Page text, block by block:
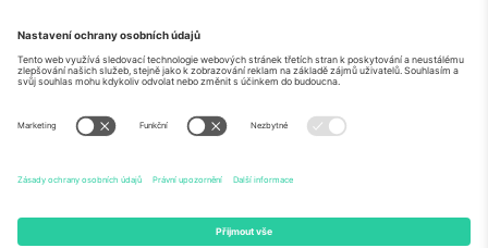
Mexico
Av Chapultepec 360, Roma
Norte, Cuauhtémoc, 06700
Ciudad de México, CDMX,
lokalitě, události a/nebo doméně. Podrobnosti najdete na konkrétní
stránce události,
Právní informaceaPodmínky.